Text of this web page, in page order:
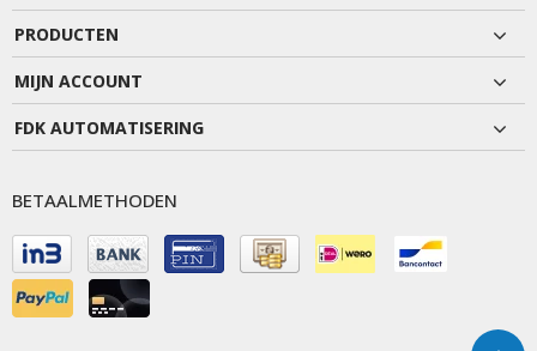
PRODUCTEN
MIJN ACCOUNT
FDK AUTOMATISERING
BETAALMETHODEN